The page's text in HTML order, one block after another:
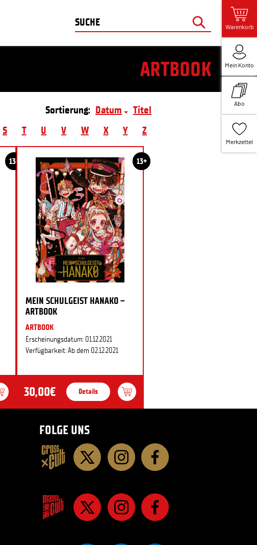
Warenkorb
Mein Konto
Abo
Merkzettel
ARTBOOK
Sortierung: Datum
Titel
S T U V W X Y Z
13+ 13+
MEIN SCHULGEIST HANAKO –
ARTBOOK
ARTBOOK
Erscheinungsdatum: 01.12.2021
Verfügbarkeit: Ab dem 02.12.2021
30,00€ Details
FOLGE UNS